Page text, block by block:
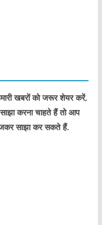
खबरों को जरूर शेयर करें,
करना चाहते हैं तो आप
साझा कर सकते हैं.